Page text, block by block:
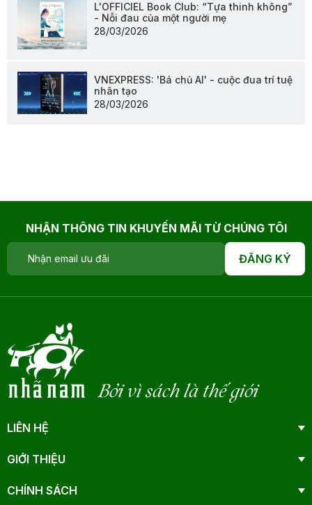
L'OFFICIEL Book Club: “Tựa thinh không”
- Nỗi đau của một người mẹ
28/03/2026
VNEXPRESS: 'Bá chủ AI' - cuộc đua trí tuệ
nhân tạo
28/03/2026
NHẬN THÔNG TIN KHUYẾN MÃI TỪ CHÚNG TÔI
ĐĂNG KÝ
Bởi vì sách là thế giới
LIÊN HỆ
GIỚI THIỆU
CHÍNH SÁCH